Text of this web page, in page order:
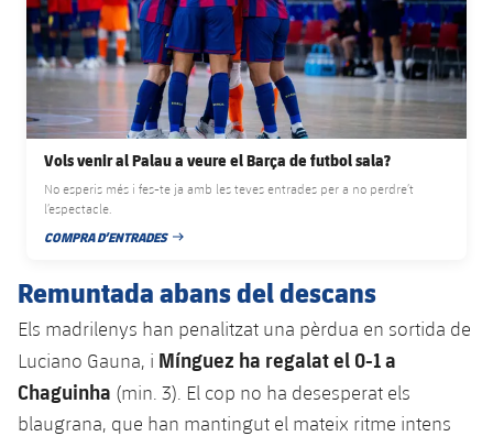
Vols venir al Palau a veure el Barça de futbol sala?
No esperis més i fes-te ja amb les teves entrades per a no perdre’t
l’espectacle.
COMPRA D’ENTRADES
DATA DE PUBLICACIÓ
Remuntada abans del descans
Els madrilenys han penalitzat una pèrdua en sortida de
Luciano Gauna, i Mínguez ha regalat el 0-1 a
Chaguinha (min. 3). El cop no ha desesperat els
blaugrana, que han mantingut el mateix ritme intens